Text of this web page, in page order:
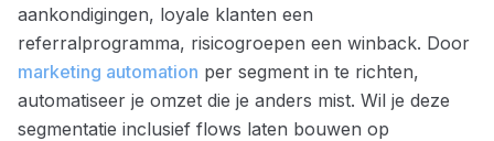
aankondigingen, loyale klanten een
referralprogramma, risicogroepen een winback. Door
marketing automation per segment in te richten,
automatiseer je omzet die je anders mist. Wil je deze
segmentatie inclusief flows laten bouwen op